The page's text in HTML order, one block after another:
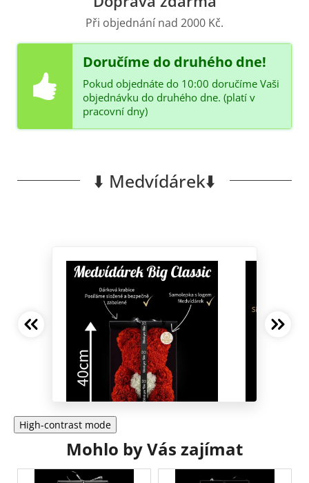
Při objednání nad 2000 Kč.
Doručíme do druhého dne!
Pokud objednáte do 10:00 doručíme Vaši
objednávku do druhého dne. (platí v
pracovní dny)
⬇️ Medvídárek⬇️
High-contrast mode
Mohlo by Vás zajímat